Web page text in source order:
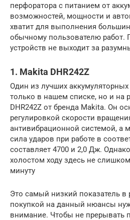
перфоратора с питанием от
возможностей, мощности и
хватит для выполнения
обычному пользователю работ.
устройств не выходит за
1. Makita DHR242Z
Один из лучших
только в нашем списке, но и на
DHR242Z от бренда Makita. Он
регулировкой скорости
антивибрационной системой, а
сила ударов при работе в
составляет 4700 и 2,0 Дж.
холостом ходу здесь не
минуту
Это самый низкий показатель в
покупкой на данный нюансы
внимание. Чтобы не прерывать